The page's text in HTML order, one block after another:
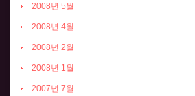
2008년 5월
2008년 4월
2008년 2월
2008년 1월
2007년 7월